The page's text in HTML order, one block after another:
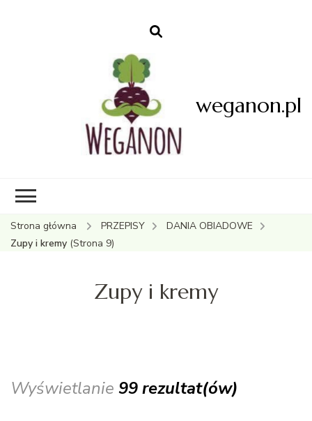
weganon.pl
Strona główna PRZEPISY
DANIA OBIADOWE
Zupy i kremy (Strona 9)
Zupy i kremy
Wyświetlanie 99 rezultat(ów)